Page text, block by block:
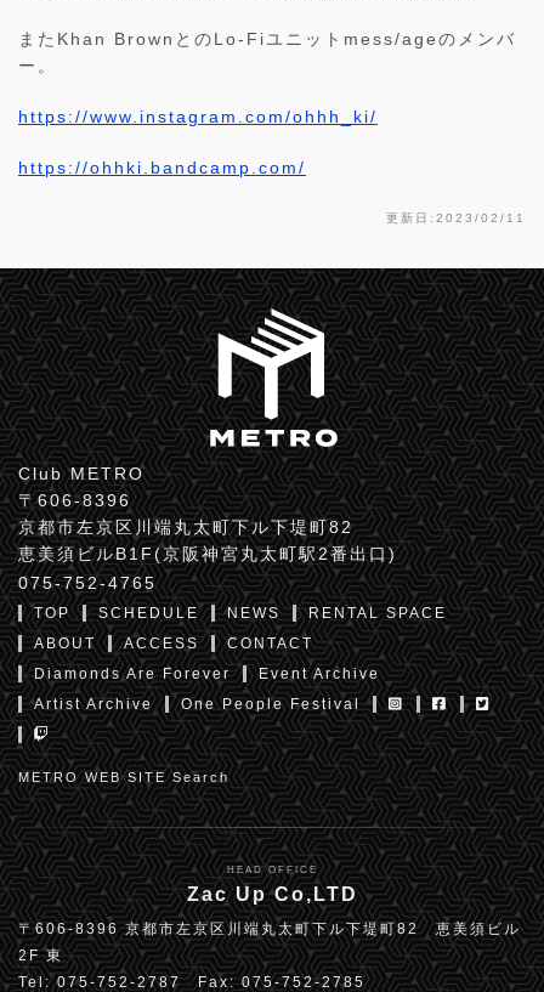
またKhan BrownとのLo-Fiユニットmess/ageのメンバ
ー。
https://www.instagram.com/ohhh_ki/
https://ohhki.bandcamp.com/
更新日:2023/02/11
Club METRO
〒606-8396
京都市左京区川端丸太町下ル下堤町82
恵美須ビルB1F(京阪神宮丸太町駅2番出口)
075-752-4765
TOP SCHEDULE NEWS
RENTAL SPACE
ABOUT
ACCESS
CONTACT
Diamonds Are Forever
Event Archive
Artist Archive
One People Festival
METRO WEB SITE Search
HEAD OFFICE
Zac Up Co,LTD
〒606-8396 京都市左京区川端丸太町下ル下堤町82 恵美須ビル
2F 東
Tel: 075-752-2787 Fax: 075-752-2785